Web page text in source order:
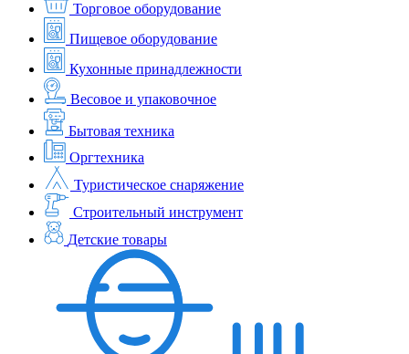
Торговое оборудование
Пищевое оборудование
Кухонные принадлежности
Весовое и упаковочное
Бытовая техника
Оргтехника
Туристическое снаряжение
Строительный инструмент
Детские товары